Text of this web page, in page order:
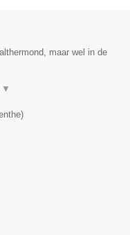
maar wel in de
▼
)